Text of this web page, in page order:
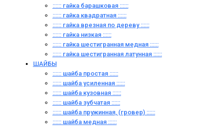
:::::: гайка барашковая ::::::
:::::: гайка квадратная ::::::
:::::: гайка врезная по дереву ::::::
:::::: гайка низкая ::::::
:::::: гайка шестигранная медная ::::::
:::::: гайка шестигранная латунная ::::::
ШАЙБЫ
:::::: шайба простая ::::::
:::::: шайба усиленная ::::::
:::::: шайба кузовная ::::::
:::::: шайба зубчатая ::::::
:::::: шайба пружинная, (гровер) ::::::
:::::: шайба медная ::::::